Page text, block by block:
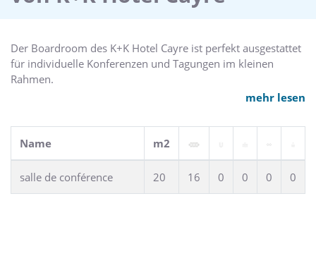
Entdeckung der Pariser Sehenswürdigkeiten,
Der Boardroom des K+K Hotel Cayre ist perfekt ausgestattet
für individuelle Konferenzen und Tagungen im kleinen
Rahmen.
-Gesamter Konferenzbereich klimatisiert mit individueller
Temperaturwahl.
-Modernste Seminartechnik: LCD-Projektor, Leinwand,
mehr lesen
Name m2
salle de conférence 20 16 0 0 0 0